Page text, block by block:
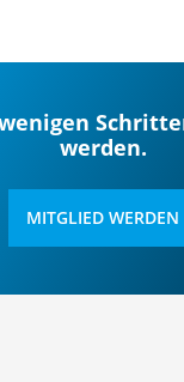
werden.
MITGLIED WERDEN